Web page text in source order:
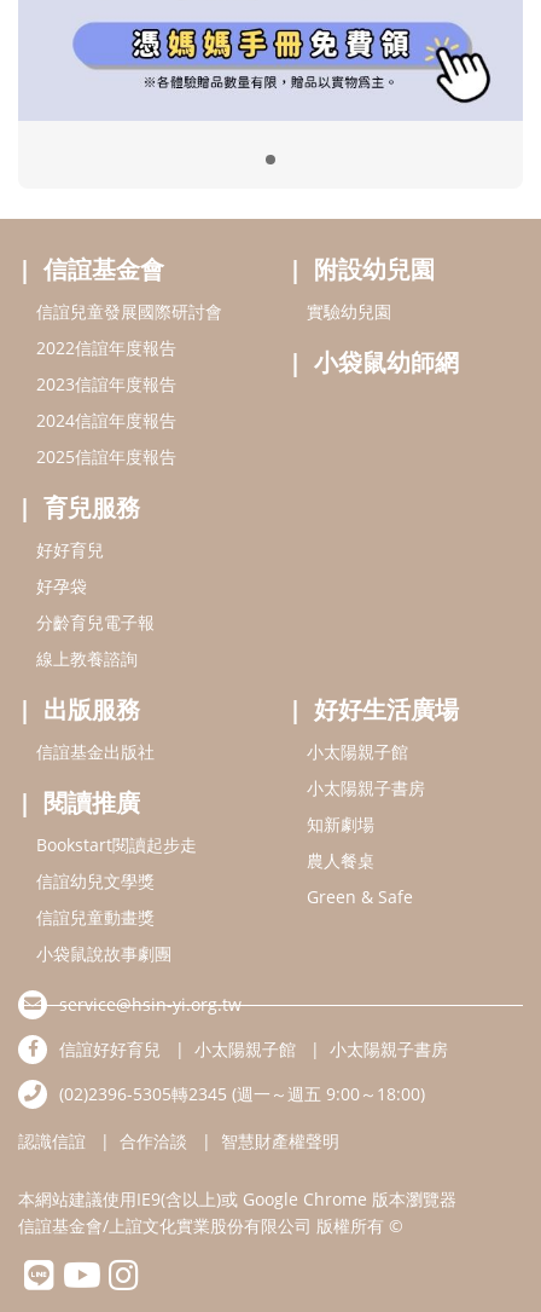
2022信誼年度報告
2023信誼年度報告
2024信誼年度報告
好孕袋
分齡育兒電子報
線上教養諮詢
小袋鼠幼師網
出版服務
信誼基金出版社
閱讀推廣
Bookstart閱讀起步走
信誼幼兒文學獎
信誼兒童動畫獎
小袋鼠說故事劇團
service@hsin-yi.org.tw
信誼好好育兒
小太陽親子書房
(02)2396-5305轉2345 (週一～週五 9:00～18:00)
認識信誼 合作洽談 智慧財產權聲明
本網站建議使用IE9(含以上)或 Google Chrome 版本瀏覽器
信誼基金會/上誼文化實業股份有限公司 版權所有 ©